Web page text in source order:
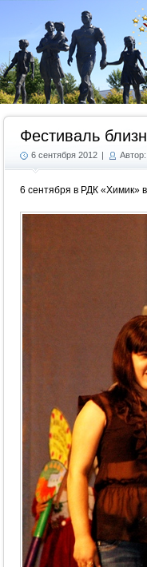
Фестиваль
6 сентября 2012 |
6 сентября в РДК «Химик»